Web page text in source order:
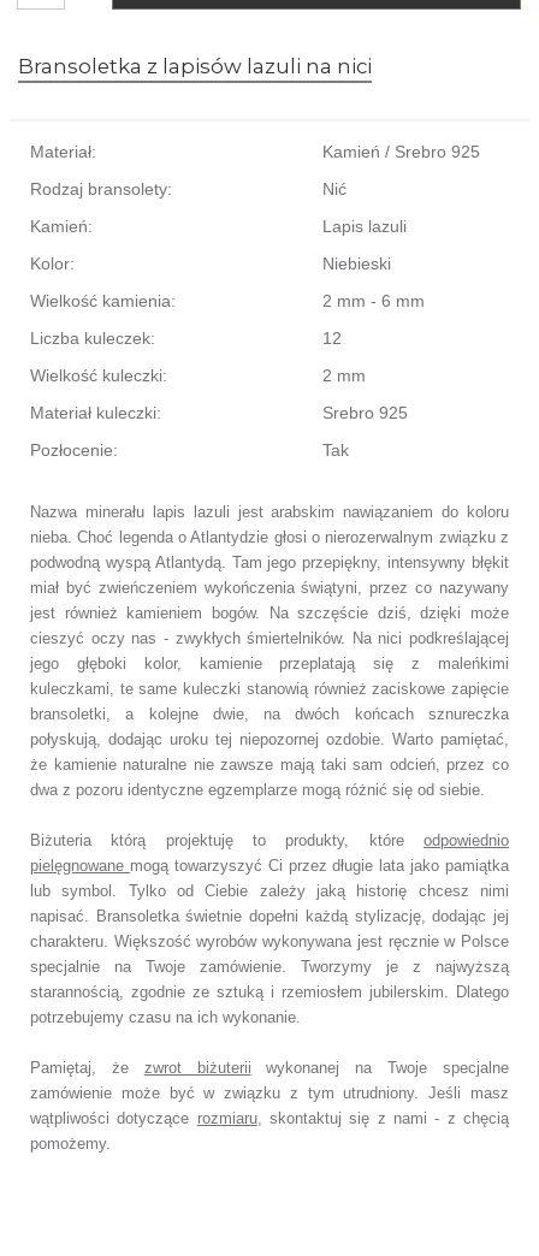
Bransoletka z lapisów lazuli na nici
Materiał:
Kamień / Srebro 925
Rodzaj bransolety:
Nić
Kamień:
Lapis lazuli
Kolor:
Niebieski
Wielkość kamienia:
2 mm - 6 mm
Liczba kuleczek:
12
Wielkość kuleczki:
2 mm
Materiał kuleczki:
Srebro 925
Pozłocenie:
Tak
Nazwa minerału lapis lazuli jest arabskim nawiązaniem do koloru
nieba.Choć legenda o Atlantydzie głosi o nierozerwalnym związku z
podwodną wyspą Atlantydą. Tam jego przepiękny, intensywny błękit
miał być zwieńczeniem wykończenia świątyni, przez co nazywany
jest również kamieniem bogów.
Na szczęście dziś, dzięki może
cieszyć oczy nas - zwykłych śmiertelników. Na nici podkreślającej
jego głęboki kolor, kamienie przeplatają się z maleńkimi
kuleczkami, te same kuleczki stanowią również zaciskowe zapięcie
bransoletki,a kolejne dwie, na dwóch końcach sznureczka
połyskują, dodając uroku tej niepozornej ozdobie. Warto pamiętać,
że kamienie naturalne nie zawsze mają taki sam odcień, przez co
dwa z pozoru identyczne egzemplarze mogą różnić się od siebie.
Biżuteria którą projektuję to produkty, które odpowiednio
pielęgnowane mogą towarzyszyć Ci przez długie lata jako pamiątka
lub symbol. Tylko od Ciebie zależy jaką historię chcesz nimi
napisać. Bransoletka świetnie dopełni każdą stylizację, dodając jej
charakteru. Większość wyrobów wykonywana jest ręcznie w Polsce
specjalnie na Twoje zamówienie. Tworzymy je z najwyższą
starannością, zgodnie ze sztuką i rzemiosłem jubilerskim. Dlatego
potrzebujemy czasu na ich wykonanie.
Pamiętaj, że zwrot biżuterii wykonanej na Twoje specjalne
zamówienie może być w związku z tym utrudniony. Jeśli masz
wątpliwości dotyczące rozmiaru,skontaktuj się z nami - z chęcią
pomożemy.